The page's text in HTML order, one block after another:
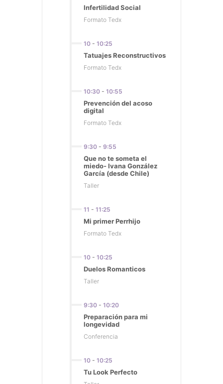
Infertilidad Social
Formato Tedx
10 - 10:25
Tatuajes Reconstructivos
Formato Tedx
10:30 - 10:55
Prevención del acoso
digital
Formato Tedx
9:30 - 9:55
Que no te someta el
miedo- Ivana González
García (desde Chile)
Taller
11 - 11:25
Mi primer Perrhijo
Formato Tedx
10 - 10:25
Duelos Romanticos
Taller
9:30 - 10:20
Preparación para mi
longevidad
Conferencia
10 - 10:25
Tu Look Perfecto